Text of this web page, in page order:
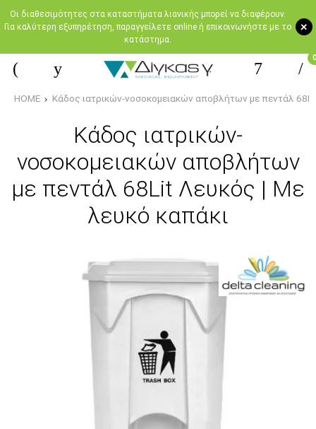
+
Oι διαθεσιμότητες στα καταστήματα λιανικής μπορεί να διαφέρουν.
Για καλύτερη εξυπηρέτηση, παραγγείλετε online ή επικοινωνήστε με το
κατάστημα.
0
HOME Κάδος ιατρικών-νοσοκομειακών αποβλήτων με πεντάλ
Κάδος ιατρικών-
νοσοκομειακών αποβλήτων
με πεντάλ 68Lit Λευκός | Με
λευκό καπάκι